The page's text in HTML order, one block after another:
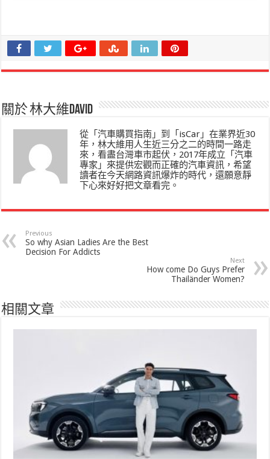
關於 林大維David
從「汽車購買指南」到「isCar」在業界近30
年，林大維用人生近三分之二的時間一路走
來，看盡台灣車市起伏，2017年成立「汽車
專家」來提供宏觀而正確的汽車資訊，希望
讀者在今天網路資訊爆炸的時代，還願意靜
下心來好好把文章看完。
Previous
So why Asian Ladies Are the Best
Decision For Addicts
Next
How come Do Guys Prefer
Thailänder Women?
相關文章